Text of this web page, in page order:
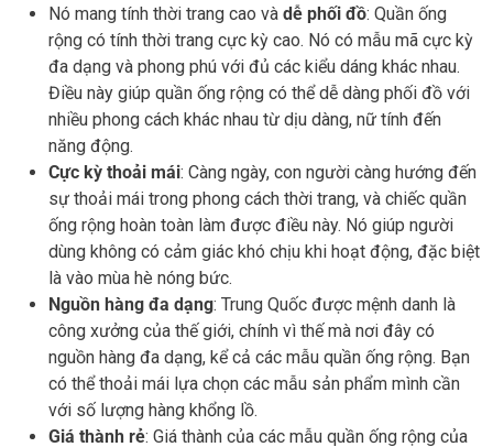
Nó mang tính thời trang cao và dễ phối đồ: Quần ống
rộng có tính thời trang cực kỳ cao. Nó có mẫu mã cực kỳ
đa dạng và phong phú với đủ các kiểu dáng khác nhau.
Điều này giúp quần ống rộng có thể dễ dàng phối đồ với
nhiều phong cách khác nhau từ dịu dàng, nữ tính đến
năng động.
Cực kỳ thoải mái: Càng ngày, con người càng hướng đến
sự thoải mái trong phong cách thời trang, và chiếc quần
ống rộng hoàn toàn làm được điều này. Nó giúp người
dùng không có cảm giác khó chịu khi hoạt động, đặc biệt
là vào mùa hè nóng bức.
Nguồn hàng đa dạng: Trung Quốc được mệnh danh là
công xưởng của thế giới, chính vì thế mà nơi đây có
nguồn hàng đa dạng, kể cả các mẫu quần ống rộng. Bạn
có thể thoải mái lựa chọn các mẫu sản phẩm mình cần
với số lượng hàng khổng lồ.
Giá thành rẻ: Giá thành của các mẫu quần ống rộng của